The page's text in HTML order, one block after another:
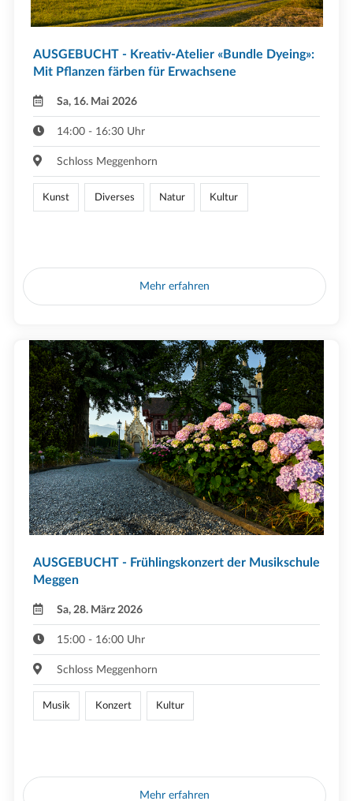
AUSGEBUCHT - Kreativ-Atelier «Bundle Dyeing»:
Mit Pflanzen färben für Erwachsene
Sa, 16. Mai 2026
14:00 - 16:30 Uhr
Schloss Meggenhorn
Kunst Diverses Natur Kultur
Mehr erfahren
AUSGEBUCHT - Frühlingskonzert der Musikschule
Meggen
Sa, 28. März 2026
15:00 - 16:00 Uhr
Schloss Meggenhorn
Musik Konzert Kultur
Mehr erfahren